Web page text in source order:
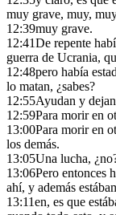
muy grave, muy,
12:39muy grave.
12:41De repente
guerra de Ucrania,
12:48pero había
lo matan, ¿sabes?
12:55Ayudan y
12:59Para morir en
13:00Para morir en
los demás.
13:05Una lucha,
13:06Pero entonces
ahí, y además
13:11en, es que